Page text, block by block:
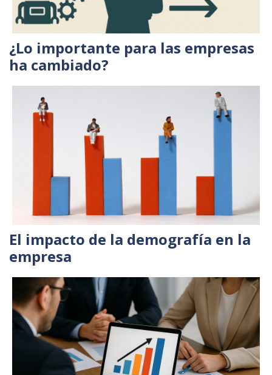
¿Lo importante para las empresas
ha cambiado?
El impacto de la demografía en la
empresa